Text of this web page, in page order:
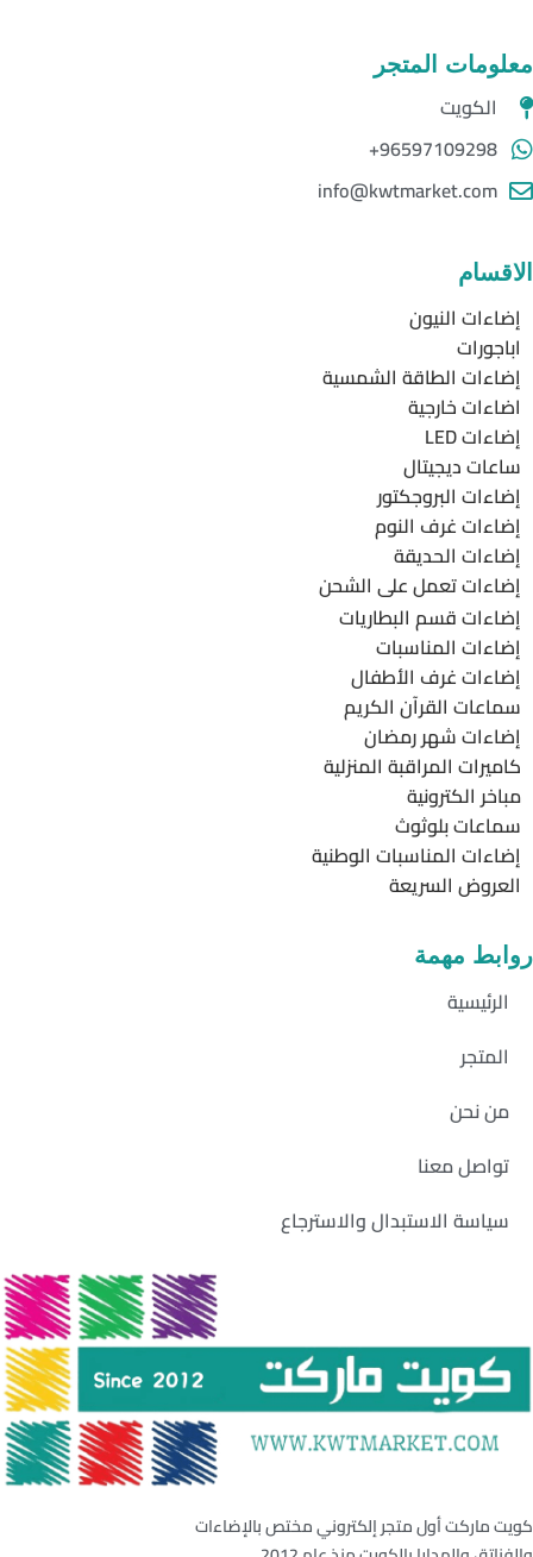
معلومات المتجر
الكويت
96597109298+
info@kwtmarket.com
الاقسام
إضاءات النيون
اباجورات
إضاءات الطاقة الشمسية
اضاءات خارجية
إضاءات LED
ساعات ديجيتال
إضاءات البروجكتور
إضاءات غرف النوم
إضاءات الحديقة
إضاءات تعمل على الشحن
إضاءات قسم البطاريات
إضاءات المناسبات
إضاءات غرف الأطفال
سماعات القرآن الكريم
إضاءات شهر رمضان
كاميرات المراقبة المنزلية
مباخر الكترونية
سماعات بلوثوث
إضاءات المناسبات الوطنية
العروض السريعة
روابط مهمة
الرئيسية
المتجر
من نحن
تواصل معنا
سياسة الاستبدال والاسترجاع
كويت ماركت أول متجر إلكتروني مختص بالإضاءات